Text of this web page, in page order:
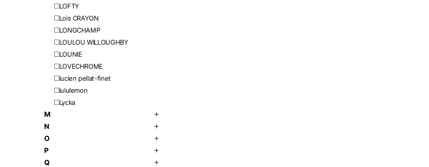
LOFTY
Lois CRAYON
LONGCHAMP
LOULOU WILLOUGHBY
LOUNIE
LOVECHROME
lucien pellat-finet
lululemon
Lycka
M
N
O
P
Q